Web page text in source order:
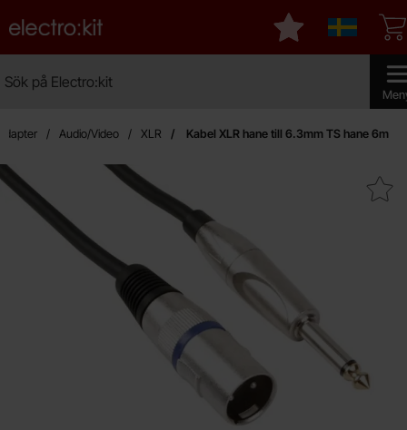
Startsidan för Electro:kit
Sverige
Mina favoriter
Audio/Video XLR Kabel XLR hane till 6.3mm TS hane 6m
Makera kabel XLR hane till